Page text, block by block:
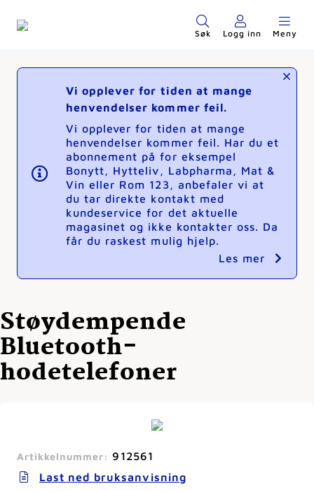
Søk Logg inn Meny
Vi opplever for tiden at mange
henvendelser kommer feil.
Vi opplever for tiden at mange
henvendelser kommer feil. Har du et
abonnement på for eksempel
Bonytt, Hytteliv, Labpharma, Mat &
Vin eller Rom 123, anbefaler vi at
du tar direkte kontakt med
kundeservice for det aktuelle
magasinet og ikke kontakter oss. Da
får du raskest mulig hjelp.
Les mer
Støydempende
Bluetooth-
hodetelefoner
Artikkelnummer: 912561
Last ned bruksanvisning